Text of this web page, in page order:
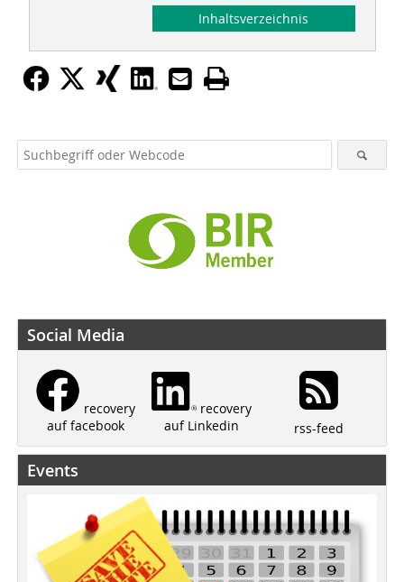
Inhaltsverzeichnis
Social Media
recovery
auf facebook
recovery
auf Linkedin
rss-feed
Events